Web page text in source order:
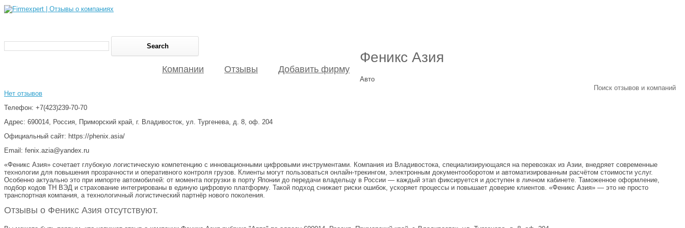
Поиск отзывов и компаний
Компании Отзывы Добавить фирму
Феникс Азия
Авто
Нет отзывов
Телефон: +7(423)239-70-70
Адрес: 690014, Россия, Приморский край, г. Владивосток, ул. Тургенева, д. 8, оф. 204
Официальный сайт: https://phenix.asia/
Email: fenix.azia@yandex.ru
«Феникс Азия» сочетает глубокую логистическую компетенцию с инновационными цифровыми инструментами. Компания из Владивостока, специализирующаяся на перевозках из Азии, внедряет современные
технологии для повышения прозрачности и оперативного контроля грузов. Клиенты могут пользоваться онлайн-трекингом, электронным документооборотом и автоматизированным расчётом стоимости услуг.
Особенно актуально это при импорте автомобилей: от момента погрузки в порту Японии до передачи владельцу в России — каждый этап фиксируется и доступен в личном кабинете. Таможенное оформление,
подбор кодов ТН ВЭД и страхование интегрированы в единую цифровую платформу. Такой подход снижает риски ошибок, ускоряет процессы и повышает доверие клиентов. «Феникс Азия» — это не просто
транспортная компания, а технологичный логистический партнёр нового поколения.
Отзывы о Феникс Азия отсутствуют.